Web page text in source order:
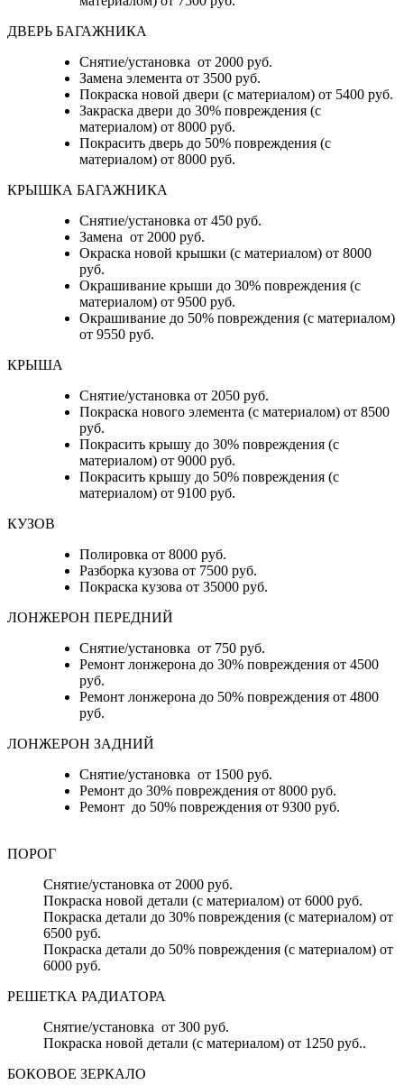
ДВЕРЬ БАГАЖНИКА
Снятие/установка от 2000 руб.
Замена элемента от 3500 руб.
Покраска новой двери (с материалом) от 5400 руб.
Закраска двери до 30% повреждения (с
материалом) от 8000 руб.
Покрасить дверь до 50% повреждения (с
материалом) от 8000 руб.
КРЫШКА БАГАЖНИКА
Снятие/установка от 450 руб.
Замена от 2000 руб.
Окраска новой крышки (с материалом) от 8000
руб.
Окрашивание крыши до 30% повреждения (с
материалом) от 9500 руб.
Окрашивание до 50% повреждения (с материалом)
от 9550 руб.
КРЫША
Снятие/установка от 2050 руб.
Покраска нового элемента (с материалом) от 8500
руб.
Покрасить крышу до 30% повреждения (с
материалом) от 9000 руб.
Покрасить крышу до 50% повреждения (с
материалом) от 9100 руб.
КУЗОВ
Полировка от 8000 руб.
Разборка кузова от 7500 руб.
Покраска кузова от 35000 руб.
ЛОНЖЕРОН ПЕРЕДНИЙ
Снятие/установка от 750 руб.
Ремонт лонжерона до 30% повреждения от 4500
руб.
Ремонт лонжерона до 50% повреждения от 4800
руб.
ЛОНЖЕРОН ЗАДНИЙ
Снятие/установка от 1500 руб.
Ремонт до 30% повреждения от 8000 руб.
Ремонт до 50% повреждения от 9300 руб.
ПОРОГ
Снятие/установка от 2000 руб.
Покраска новой детали (с материалом) от 6000 руб.
Покраска детали до 30% повреждения (с материалом) от
6500 руб.
Покраска детали до 50% повреждения (с материалом) от
6000 руб.
РЕШЕТКА РАДИАТОРА
Снятие/установка от 300 руб.
Покраска новой детали (с материалом) от 1250 руб..
БОКОВОЕ ЗЕРКАЛО